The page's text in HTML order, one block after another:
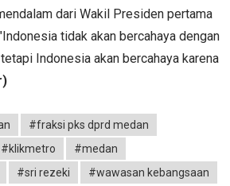
dari Wakil Presiden pertama
tidak akan bercahaya dengan
Indonesia akan bercahaya karena
#fraksi pks dprd medan
#klikmetro
#medan
#sri rezeki #wawasan kebangsaan